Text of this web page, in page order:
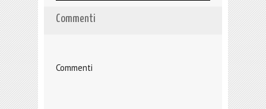
Commenti
Commenti